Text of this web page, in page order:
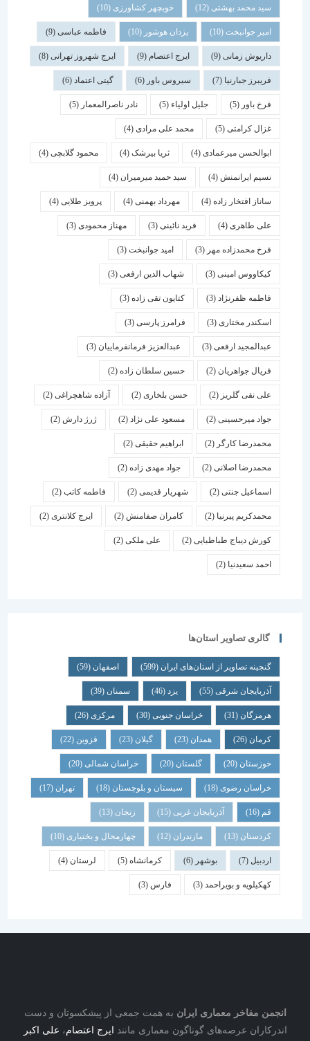
سید محمد بهشتی(12) خوبچهر کشاورزی(10)
امیر جوانبخت(10) یزدان هوشور(10) فاطمه عباسی(9)
داریوش زمانی(9) ایرج اعتصام(9) ایرج شهروز تهرانی(8)
فریبرز جبارنیا(7) سیروس باور(6) گیتی اعتماد(6)
فرخ باور(5) جلیل اولیاء(5) نادر ناصرالمعمار (5)
غزال کرامتی(5) محمد علی مرادی(4)
ابوالحسن میرعمادی(4) ثریا بیرشک(4) محمود گلابچی(4)
نسیم ایرانمنش(4) سید حمید میرمیران(4)
ساناز افتخار زاده(4) مهرداد بهمنی (4) پرویز طلایی(4)
علی طاهری(4) فرید نائینی(3) مهناز محمودی(3)
فرخ محمدزاده مهر(3) امید جوانبخت(3)
کیکاووس امینی(3) شهاب الدین ارفعی(3)
فاطمه ظفرنژاد(3) کتایون تقی زاده(3)
اسكندر مختاری (3) فرامرز پارسی(3)
عبدالمجید ارفعی(3) عبدالعزیز فرمانفرماییان(3)
فریال جواهریان(2) حسین سلطان زاده(2)
علی نقی گلریز(2) حسن بلخاری(2) آزاده شاهچراغی(2)
جواد میرحسینی(2) مسعود علی نژاد(2) ژرژ دارش (2)
محمدرضا کارگر(2) ابراهیم حقیقی(2)
محمدرضا اصلانی(2) جواد مهدی زاده(2)
اسماعیل جنتی(2) شهریار قدیمی(2) فاطمه کاتب(2)
محمدکریم پیرنیا (2) کامران صفامنش(2) ایرج کلانتری (2)
کورش دیباج طباطبایی(2) علی ملکی(2)
احمد سعیدنیا (2)
گالری تصاویر استان‌ها
گنجینه تصاویر از استان‌های ایران(599) اصفهان (59)
آذربایجان شرقی(55) یزد سمنان (39)
هرمزگان(31) خراسان جنوبی(30) مرکزی (26)
همدان گیلان قزوین
خوزستان(20) گلستان (20) خراسان شمالی(20)
خراسان رضوی(18) سیستان و بلوچستان(18) تهران
آذربایجان غربی(15) زنجان
کردستان(13) مازندران(12) چهارمحال و بختیاری (10)
بوشهر کرمانشاه(5) لرستان (4)
کهکیلویه و بویراحمد(3) فارس
مفاخر معماری ایرانبه همت جمعی از پیشکسوتان و دست
عرصه‌های گوناگون معماری مانندایرج اعتصام،علی اکبر